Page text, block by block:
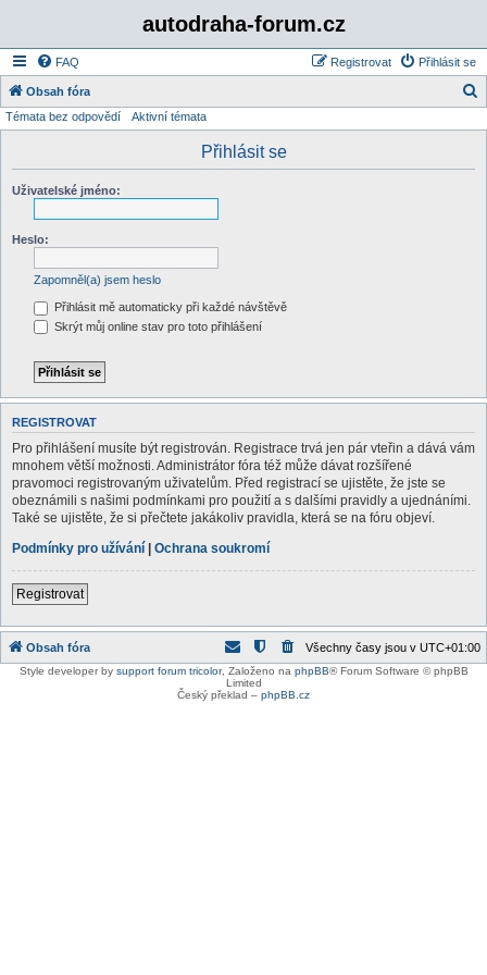
autodraha-forum.cz
FAQ Přihlásit se
Registrovat
Obsah fóra
Témata bez odpovědí Aktivní témata
Přihlásit se
Uživatelské jméno:
Heslo:
Zapomněl(a) jsem heslo
Přihlásit mě automaticky při každé návštěvě
Skrýt můj online stav pro toto přihlášení
REGISTROVAT
Pro přihlášení musíte být registrován. Registrace trvá jen pár vteřin a dává vám
mnohem větší možnosti. Administrátor fóra též může dávat rozšířené
pravomoci registrovaným uživatelům. Před registrací se ujistěte, že jste se
obeznámili s našimi podmínkami pro použití a s dalšími pravidly a ujednáními.
Také se ujistěte, že si přečtete jakákoliv pravidla, která se na fóru objeví.
Podmínky pro užívání | Ochrana soukromí
Registrovat
Obsah fóra Všechny časy jsou v UTC+01:00
Style developer by support forum tricolor, Založeno na phpBB® Forum Software © phpBB
Limited
Český překlad – phpBB.cz